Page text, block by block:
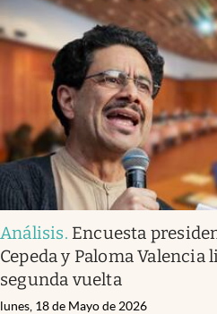
Análisis. Encuesta
Cepeda y Paloma Valencia
segunda vuelta
lunes, 18 de Mayo de 2026